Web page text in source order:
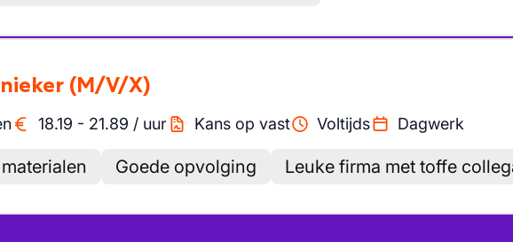
(M/V/X)
18.19 - 21.89 / uur Kans op vast Voltijds Dagwerk
Goede opvolging Leuke firma met toffe